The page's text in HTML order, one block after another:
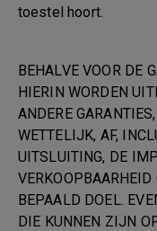
toestel hoort.
BEHALVE VOOR DE
HIERIN WORDEN
ANDERE
WETTELIJK, AF,
UITSLUITING, DE
BEPAALD DOEL.
DIE KUNNEN ZIJN